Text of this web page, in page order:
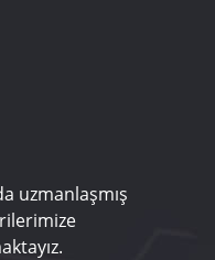
uzmanlaşmış